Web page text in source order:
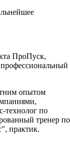
ПроПуск,
опытом
технолог по
тренер по
практик.